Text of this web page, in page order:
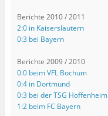
Berichte 2010 / 2011
2:0 in Kaiserslautern
0:3 bei Bayern
Berichte 2009 / 2010
0:0 beim VFL Bochum
0:4 in Dortmund
0:3 bei der TSG Hoffenheim
1:2 beim FC Bayern